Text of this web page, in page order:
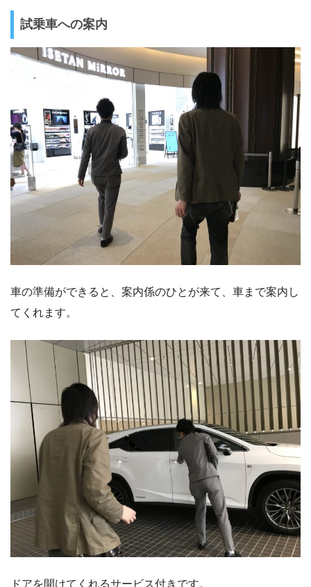
試乗車への案内
車の準備ができると、案内係のひとが来て、車まで案内し
てくれます。
ドアを開けてくれるサービス付きです。